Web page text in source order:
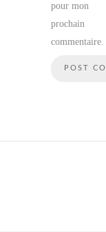
pour mon
prochain
commentaire.